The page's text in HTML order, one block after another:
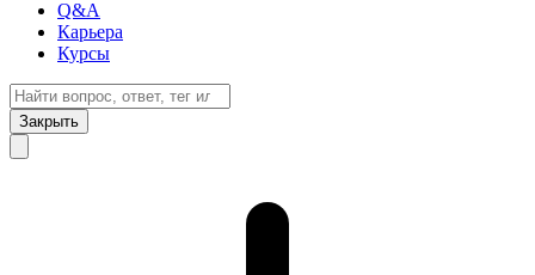
Q&A
Карьера
Курсы
Закрыть